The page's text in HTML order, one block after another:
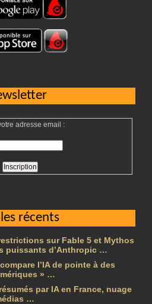
adresse email :
récents
sur Fable 5 et Mythos
puissants d’Anthropic …
l’IA de pointe à des
» …
par IA en France, nuage
…